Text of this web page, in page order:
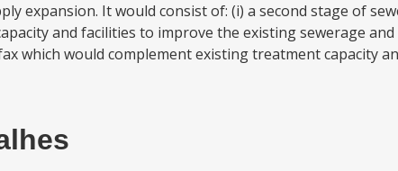
expansion. It would consist of: (i) a second stage of
and facilities to improve the existing sewerage
which would complement existing treatment capacity